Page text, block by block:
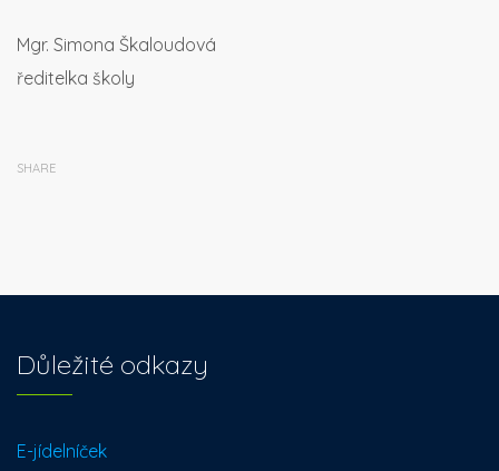
Mgr. Simona Škaloudová
ředitelka školy
SHARE
Důležité odkazy
E-jídelníček